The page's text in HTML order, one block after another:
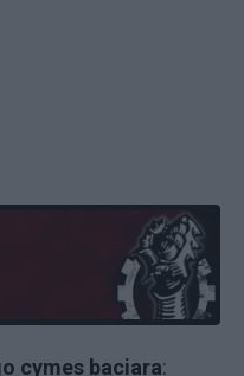
cymes baciara: